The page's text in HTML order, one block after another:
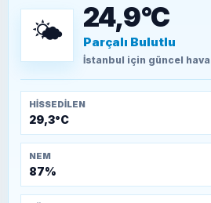
TEOMAN ALPASLAN
Kütahya-Eskişehir
🌤️ 24,9°C
Parçalı Bulutlu
İstanbul için güncel
HISSEDILEN
29,3°C
NEM
87%